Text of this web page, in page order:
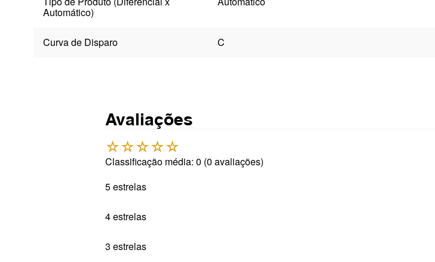
Automático)
Curva de Disparo C
Avaliações
☆☆☆☆☆
Classificação média: 0 (0 avaliações)
5 estrelas
4 estrelas
3 estrelas